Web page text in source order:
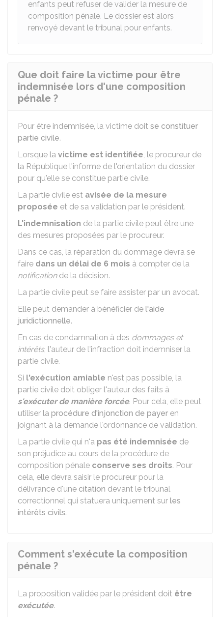
enfants peut refuser de valider la mesure de
composition pénale. Le dossier est alors
renvoyé devant le tribunal pour enfants.
Que doit faire la victime pour être
indemnisée lors d'une composition
pénale ?
Pour être indemnisée, la victime doit se constituer
partie civile.
Lorsque la victime est identifiée, le procureur de
la République l'informe de l'orientation du dossier
pour qu'elle se constitue partie civile.
La partie civile est avisée de la mesure
proposée et de sa validation par le président.
L'indemnisation de la partie civile peut être une
des mesures proposées par le procureur.
Dans ce cas, la réparation du dommage devra se
faire dans un délai de 6 mois à compter de la
notificationde la décision.
La partie civile peut se faire assister par un avocat.
Elle peut demander à bénéficier de l'aide
juridictionnelle.
En cas de condamnation à des dommages et
intérêts, l'auteur de l'infraction doit indemniser la
partie civile.
Si l'exécution amiable n'est pas possible, la
partie civile doit obliger l'auteur des faits à
s'exécuter de manière forcée. Pour cela, elle peut
utiliser la procédure d'injonction de payer en
joignant à la demande l'ordonnance de validation.
La partie civile qui n'a pas été indemnisée de
son préjudice au cours de la procédure de
composition pénale conserve ses droits. Pour
cela, elle devra saisir le procureur pour la
délivrance d'une citation devant le tribunal
correctionnel qui statuera uniquement sur les
intérêts civils.
Comment s'exécute la composition
pénale ?
La proposition validée par le président doit être
exécutée.